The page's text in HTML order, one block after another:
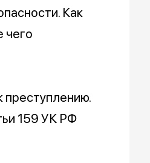
Как
чего
преступлению.
159 УК РФ